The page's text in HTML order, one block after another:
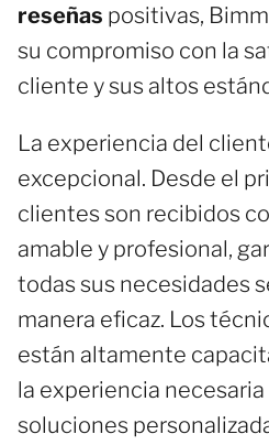
reseñas positivas,
su compromiso con la
cliente y sus altos
La experiencia del
excepcional. Desde el
clientes son recibidos
amable y profesional,
todas sus necesidades
manera eficaz. Los
están altamente
la experiencia
soluciones